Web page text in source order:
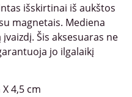
išskirtinai iš aukštos
magnetais. Mediena
Šis aksesuaras ne
jo ilgalaikį
4,5 cm